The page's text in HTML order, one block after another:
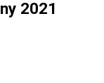
2021